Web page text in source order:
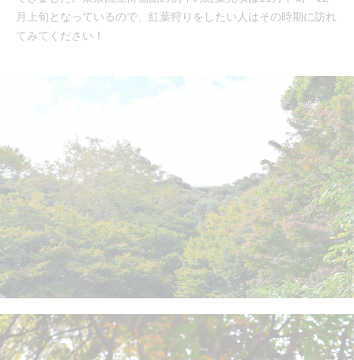
月上旬となっているので、紅葉狩りをしたい人はその時期に訪れ
てみてください！